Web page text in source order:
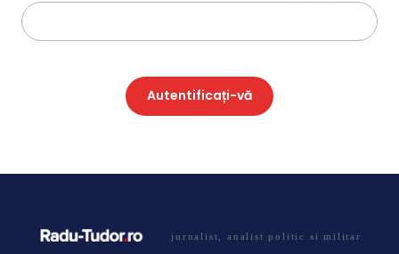
Autentificați-vă
jurnalist, analist politic si militar